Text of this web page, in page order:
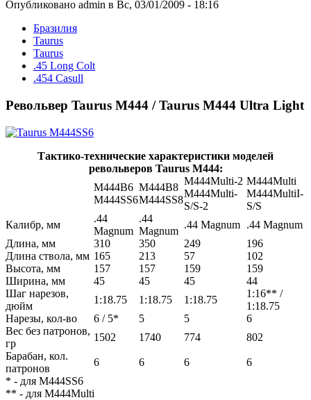
Опубликовано admin в Вс, 03/01/2009 - 18:16
Бразилия
Taurus
Taurus
.45 Long Colt
.454 Casull
Револьвер Taurus M444 / Taurus M444 Ultra Light
Тактико-технические характеристики моделей
револьверов Taurus M444:
M444B6
M444SS6
M444B8
M444SS8
M444Multi-2
M444Multi-
S/S-2
M444Multi
M444MultiI-
S/S
Калибр, мм
.44
Magnum
.44
Magnum
.44 Magnum .44 Magnum
Длина, мм
310 350 249
196
Длина ствола, мм 165 213 57
102
Высота, мм
157 157 159
159
Ширина, мм
45 45 45
44
Шаг нарезов,
дюйм
1:18.75 1:18.75 1:18.75
1:16** /
1:18.75
Нарезы, кол-во
6 / 5* 5 5
6
Вес без патронов,
гр
1502 1740 774
802
Барабан, кол.
патронов
6 6 6
6
* - для M444SS6
** - для M444Multi